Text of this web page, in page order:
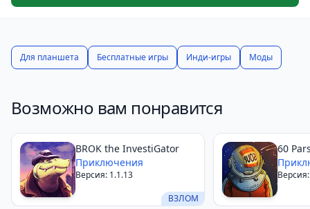
Для планшета Бесплатные игры Инди-игры Моды
Возможно вам понравится
ВЗЛОМ
BROK the InvestiGator
Приключения
Версия: 1.1.13
60